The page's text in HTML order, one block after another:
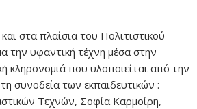
στα πλαίσια του Πολιτιστικού
την υφαντική τέχνη μέσα στην
κληρονομιά που υλοποιείται από την
συνοδεία των εκπαιδευτικών :
Τεχνών, Σοφία Καρμοίρη,